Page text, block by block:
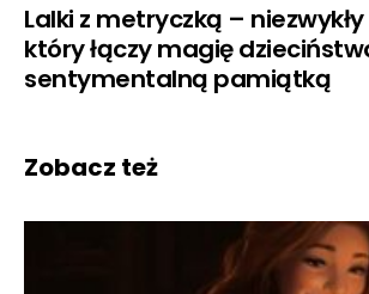
Lalki z metryczką –
który łączy magię
sentymentalną pamiątką
Zobacz też